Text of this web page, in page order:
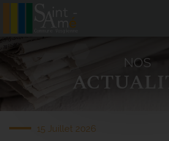
NOS
15 Juillet 2026